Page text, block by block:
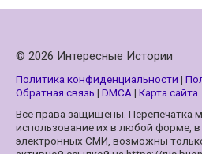
© 2026 Интересные Истории
Политика конфиденциальности |
Обратная связь | DMCA| Карта сайта
Все права защищены. Перепечатка
использование их в любой форме, в
электронных СМИ, возможны